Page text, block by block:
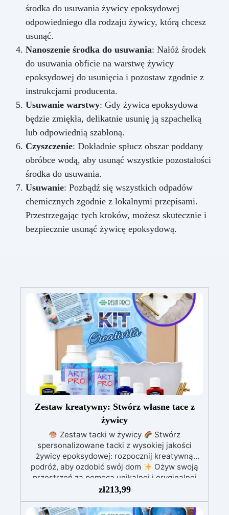
środka do usuwania żywicy epoksydowej
odpowiedniego dla rodzaju żywicy, którą chcesz
usunąć.
Nanoszenie środka do usuwania: Nałóż środek
do usuwania obficie na warstwę żywicy
epoksydowej do usunięcia i pozostaw zgodnie z
instrukcjami producenta.
Usuwanie warstwy: Gdy żywica epoksydowa
będzie zmiękła, delikatnie usunię ją szpachelką
lub odpowiednią szabloną.
Czyszczenie: Dokładnie spłucz obszar poddany
obróbce wodą, aby usunąć wszystkie pozostałości
środka do usuwania.
Usuwanie: Pozbądź się wszystkich odpadów
chemicznych zgodnie z lokalnymi przepisami.
Przestrzegając tych kroków, możesz skutecznie i
bezpiecznie usunąć żywicę epoksydową.
Zestaw kreatywny: Stwórz własne tace z
żywicy
Zestaw tacki w żywicy
Stwórz
spersonalizowane tacki z wysokiej jakości
żywicy epoksydowej: rozpocznij kreatywną
podróż, aby ozdobić swój dom
Ożyw swoją
przestrzeń za pomocą unikalnej i oryginalnej
tacki dzięki naszemu zestawowi!
Dostarczamy Ci wszystko, czego potrzebujesz,
aby rozpocząć: 830 gramów żywicy
zł213,99